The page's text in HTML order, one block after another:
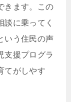
きます。この
に乗ってく
いう住民の声
支援プログラ
てがしやす